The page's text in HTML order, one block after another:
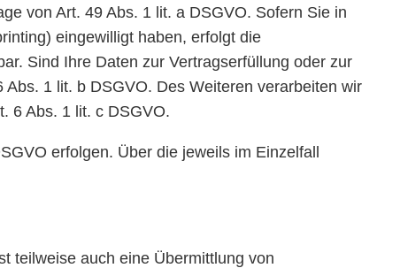
von Art. 49 Abs. 1 lit. a DSGVO. Sofern Sie in
eingewilligt haben, erfolgt die
Sind Ihre Daten zur Vertragserfüllung oder zur
1 lit. b DSGVO. Des Weiteren verarbeiten wir
6 Abs. 1 lit. c DSGVO.
erfolgen. Über die jeweils im Einzelfall
teilweise auch eine Übermittlung von